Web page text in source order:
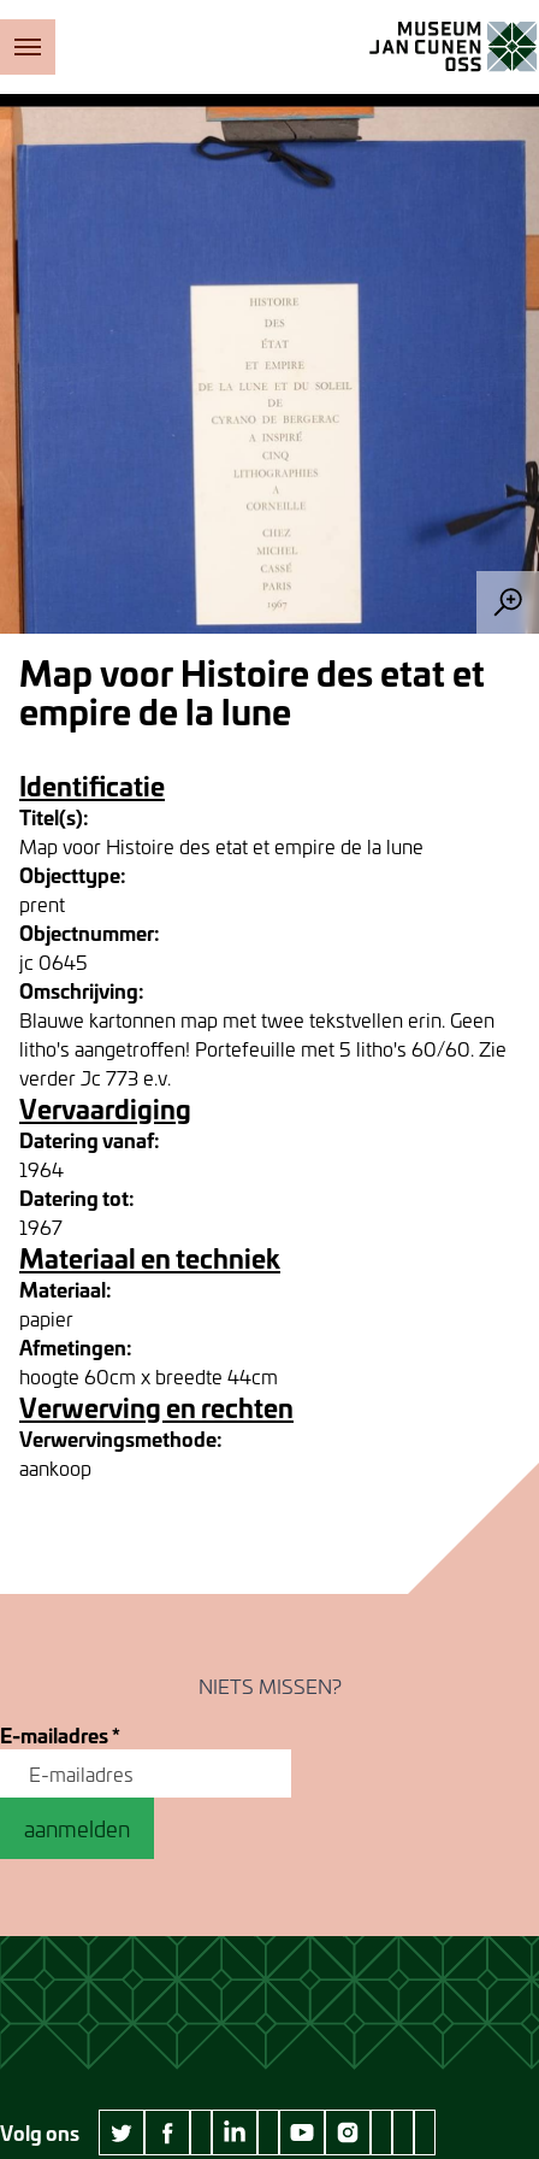
Map voor Histoire des etat et
empire de la lune
Identificatie
Titel(s):
Map voor Histoire des etat et empire de la lune
Objecttype:
prent
Objectnummer:
jc 0645
Omschrijving:
Blauwe kartonnen map met twee tekstvellen erin. Geen
litho's aangetroffen! Portefeuille met 5 litho's 60/60. Zie
verder Jc 773 e.v.
Vervaardiging
Datering vanaf:
1964
Datering tot:
1967
Materiaal en techniek
Materiaal:
papier
Afmetingen:
hoogte 60cm x breedte 44cm
Verwerving en rechten
Verwervingsmethode:
aankoop
NIETS MISSEN?
E-mailadres*
aanmelden
Volg ons
wikipedia Museum Jan Cunen
googleplus Museum Jan Cunen